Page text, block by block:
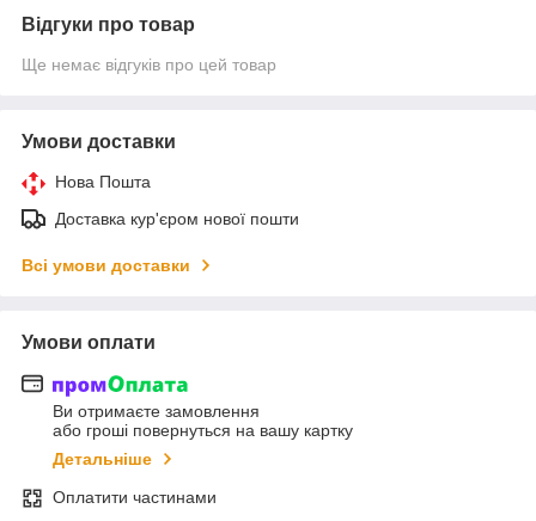
Відгуки про товар
Ще немає відгуків про цей товар
Умови доставки
Нова Пошта
Доставка кур'єром нової пошти
Всі умови доставки
Умови оплати
Ви отримаєте замовлення
або гроші повернуться на вашу картку
Детальніше
Оплатити частинами